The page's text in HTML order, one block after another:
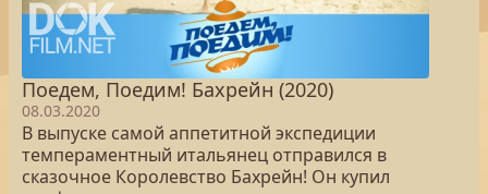
Поедем, Поедим! Бахрейн (2020)
08.03.2020
В выпуске самой аппетитной экспедиции
темпераментный итальянец отправился в
сказочное Королевство Бахрейн! Он купил